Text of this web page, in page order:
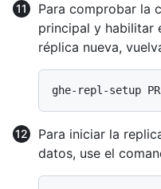
Para comprobar la
principal y habilitar
réplica nueva,
Para iniciar la
datos, use el